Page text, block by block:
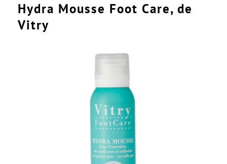
Hydra Mousse Foot Care, de
Vitry